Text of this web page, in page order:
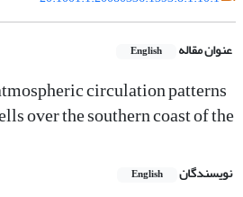
عنوان مقاله English
circulation patterns
over the southern coast of the
نویسندگان English